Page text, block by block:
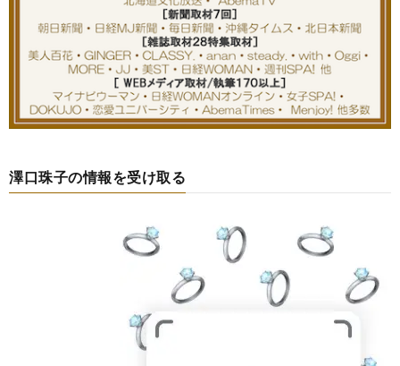
澤口珠子の情報を受け取る